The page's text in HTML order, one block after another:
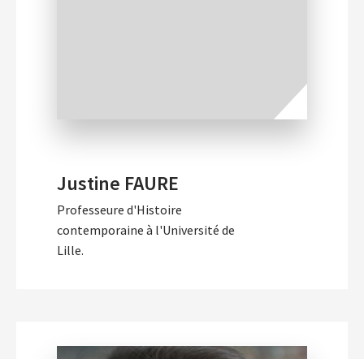
Justine FAURE
Professeure d'Histoire
contemporaine à l'Université de
Lille.